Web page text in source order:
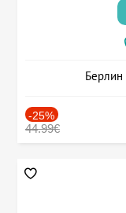
Берлин
-25%
44.99€